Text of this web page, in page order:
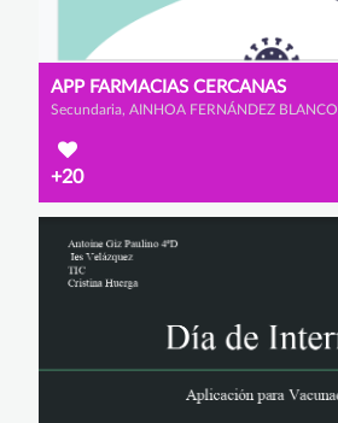
APP FARMACIAS CERCANAS
Secundaria, AINHOA FERNÁNDEZ BLANCO
+20